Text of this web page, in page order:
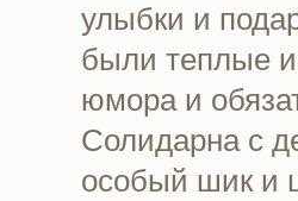
улыбки и
были теплые
юмора и
Солидарна с
особый шик и